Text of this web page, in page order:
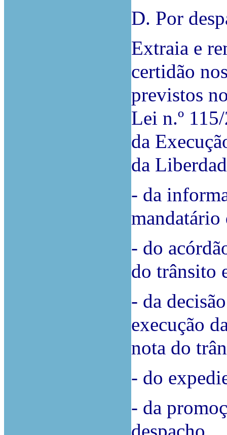
D. Por
Extraia e
certidão
previstos
Lei n.º
da
da
- da
mandatário
- do
do trânsito
- da
execução
nota do
- do
- da